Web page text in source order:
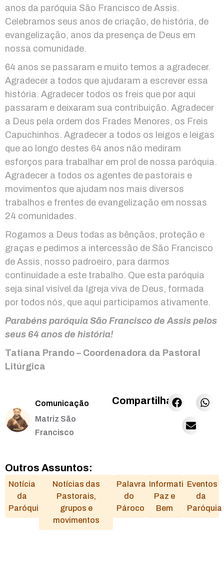
anos da paróquia São Francisco de Assis.
Celebramos seus anos de criação, de história, de
evangelização, anos da presença de Deus em
nossa comunidade.
64 anos se passaram e muito temos a agradecer.
Agradecer a todos que ajudaram a escrever essa
história. Agradecer todos os freis que por aqui
passaram e deixaram sua contribuição. Agradecer
a Deus pela ordem dos Frades Menores, os Freis
Capuchinhos. Agradecer a todos os leigos e leigas
que ao longo destes 64 anos não mediram
esforços para trabalhar em prol de nossa paróquia.
Agradecer a todos os agentes de pastorais e
movimentos que ajudam nos mais diversos
trabalhos e frentes de evangelização em nossas
24 comunidades.
Rogamos a Deus todas as bênçãos, proteção e
graças e pedimos a intercessão de São Francisco
de Assis, nosso padroeiro, para darmos
continuidade a este trabalho. Que esta paróquia
seja sinal visível da Igreja viva de Deus, formada
por todos nós, que aqui participamos ativamente.
Parabéns paróquia São Francisco de Assis pelos
seus 64 anos de história!
Tatiana Prando – Coordenadora da Pastoral
Litúrgica
Comunicação
Matriz São
Francisco
Compartilhar:
Outros Assuntos:
Notícia
da
Paróquia
Notícias das
Pastorais,
grupos e
movimentos
Palavra
do
Pároco
Informativo
Paz e
Bem
Eventos
da
Paróquia